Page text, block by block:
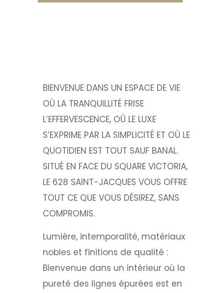
BIENVENUE DANS UN ESPACE DE VIE
OÙ LA TRANQUILLITÉ FRISE
L’EFFERVESCENCE, OÙ LE LUXE
S’EXPRIME PAR LA SIMPLICITÉ ET OÙ LE
QUOTIDIEN EST TOUT SAUF BANAL.
SITUÉ EN FACE DU SQUARE VICTORIA,
LE 628 SAINT-JACQUES VOUS OFFRE
TOUT CE QUE VOUS DÉSIREZ, SANS
COMPROMIS.
Lumière, intemporalité, matériaux
nobles et finitions de qualité :
Bienvenue dans un intérieur où la
pureté des lignes épurées est en